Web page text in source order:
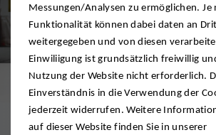
Messungen/Analysen zu ermöglichen. Je
Funktionalität können dabei daten an
weitergegeben und von diesen
Einwiliigung ist grundsätzlich freiwillig
Nutzung der Website nicht erforderlich.
Einverständnis in die Verwendung der
jederzeit widerrufen. Weitere
auf dieser Website finden Sie in unserer